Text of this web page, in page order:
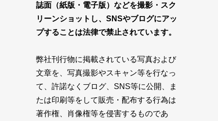
誌面（紙版・電子版）などを撮影・スク
リーンショットし、SNSやブログにアッ
プすることは法律で禁止されています。
弊社刊行物に掲載されている写真および
文章を、写真撮影やスキャン等を行なっ
て、許諾なくブログ、SNS等に公開、ま
たは印刷等をして販売・配布する行為は
著作権、肖像権等を侵害するものであ